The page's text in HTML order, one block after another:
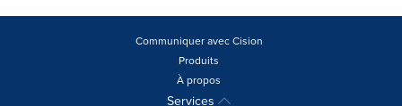
Communiquer avec Cision
Produits
À propos
Services